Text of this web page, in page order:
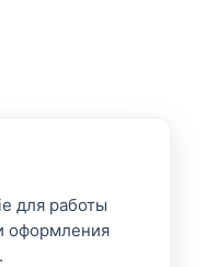
для работы
оформления